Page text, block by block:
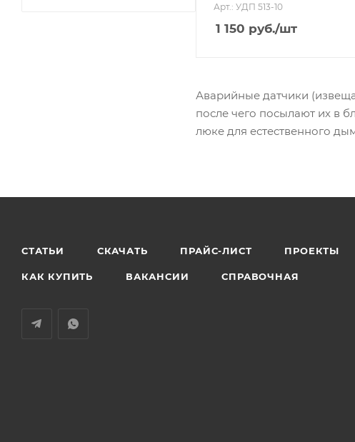
Арт.: УДП 513-10
1 150 руб./шт
Аварийные датчики
после чего посылают их в
люке для естественного
СТАТЬИ СКАЧАТЬ ПРАЙС-ЛИСТ ПРОЕКТЫ
КАК КУПИТЬ ВАКАНСИИ СПРАВОЧНАЯ